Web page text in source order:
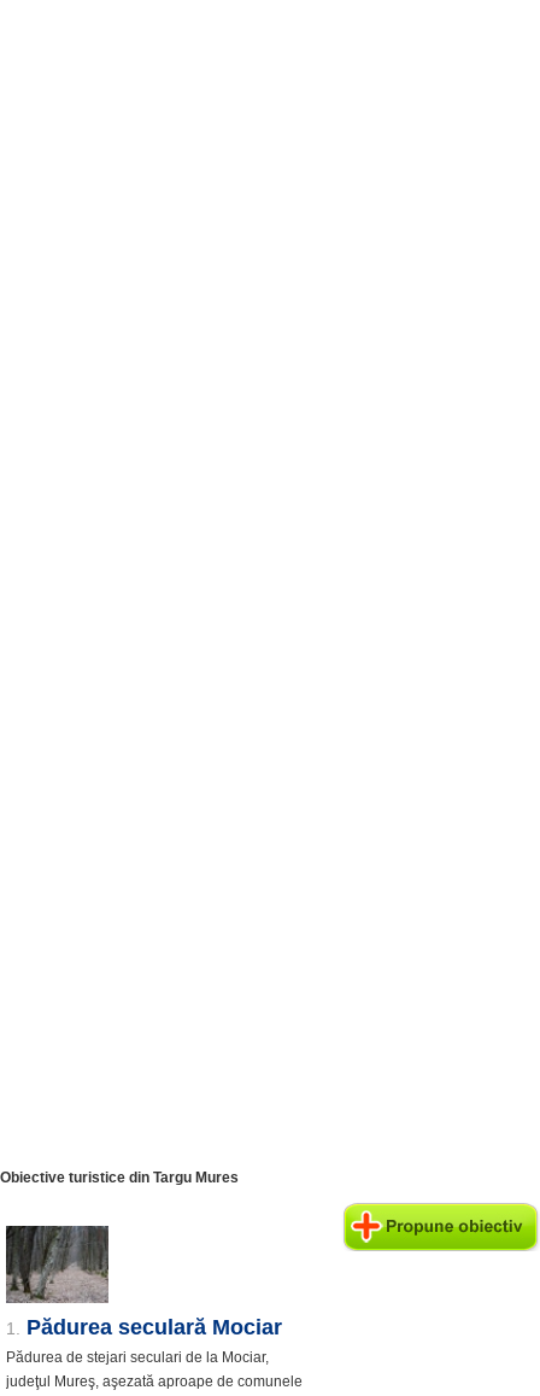
Obiective turistice din Targu Mures
1. Pădurea seculară Mociar
Pădurea de stejari seculari de la Mociar,
judeţul Mureş, aşezată aproape de comunele